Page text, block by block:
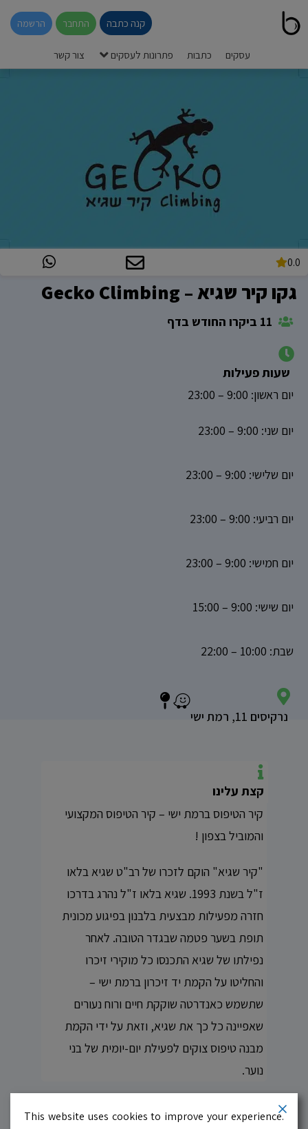
קנה כתבה התחבר הרשמה
עסקים כתבות פתרונות לעסקים צור קשר
0.0
גקו קיר שגיא – Gecko Climbing
שעות פעילות
‏יום ראשון‏: 9:00‏ – ‏23:00‏‏
‏יום שני‏: 9:00‏ – ‏23:00‏‏
‏יום שלישי‏: 9:00‏ – ‏23:00‏‏
‏יום רביעי‏: 9:00‏ – ‏23:00‏‏
‏יום חמישי‏: 9:00‏ – ‏23:00‏‏
‏יום שישי‏: 9:00‏ – ‏15:00‏‏
‏שבת‏: 10:00‏ – ‏22:00‏‏
נרקיסים 11, רמת ישי
קצת עלינו
קיר הטיפוס ברמת ישי – קיר הטיפוס המקצועי
והמוביל בצפון !
"קיר שגיא" הוקם לזכרו של רב"ט שגיא בלאו
ז"ל בשנת 1993. שגיא בלאו ז"ל נהרג בדרכו
חזרה מפעילות מבצעית בלבנון בפיגוע מכונית
תופת בשער פטמה שבגדר הטובה. לאחר
נפילתו של שגיא התכנסו כל מוקירי זיכרו
והחליטו על הקמת יד זיכרון ברמת ישי –
שתשמש כאנדרטה שוקקת חיים ורוח נעורים
שאפיינה כל כך את שגיא, וזאת על ידי הקמת
מבנה טיפוס צוקים לפעילת יום-יומית של בני
נוער.
רשמו עלינו ביקורת
This website uses cookies to improve your experience.